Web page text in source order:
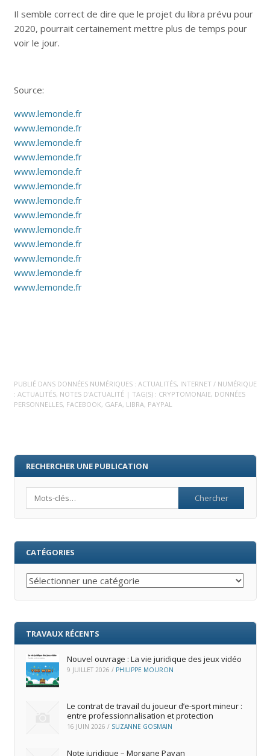
Il semble correct de dire que le projet du libra prévu pour
2020, pourrait certainement mettre plus de temps pour
voir le jour.
Source:
www.lemonde.fr
www.lemonde.fr
www.lemonde.fr
www.lemonde.fr
www.lemonde.fr
www.lemonde.fr
www.lemonde.fr
www.lemonde.fr
www.lemonde.fr
www.lemonde.fr
www.lemonde.fr
www.lemonde.fr
www.lemonde.fr
PUBLIÉ DANS DONNÉES NUMÉRIQUES : ACTUALITÉS, INTERNET / NUMÉRIQUE
: ACTUALITÉS, NOTES D'ACTUALITÉ | TAG(S) : CRYPTOMONAIE, DONNÉES
PERSONNELLES, FACEBOOK, GAFA, LIBRA, PAYPAL
RECHERCHER UNE PUBLICATION
CATÉGORIES
Catégories
TRAVAUX RÉCENTS
Nouvel ouvrage : La vie juridique des jeux vidéo
9 JUILLET 2026 / PHILIPPE MOURON
Le contrat de travail du joueur d’e‑sport mineur :
entre professionnalisation et protection
16 JUIN 2026 / SUZANNE GOSMAIN
Note juridique – Morgane Payan